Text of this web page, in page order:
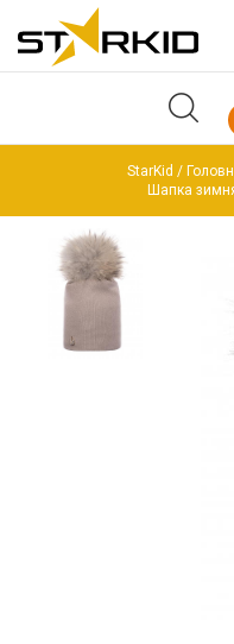
StarKid
Шапка